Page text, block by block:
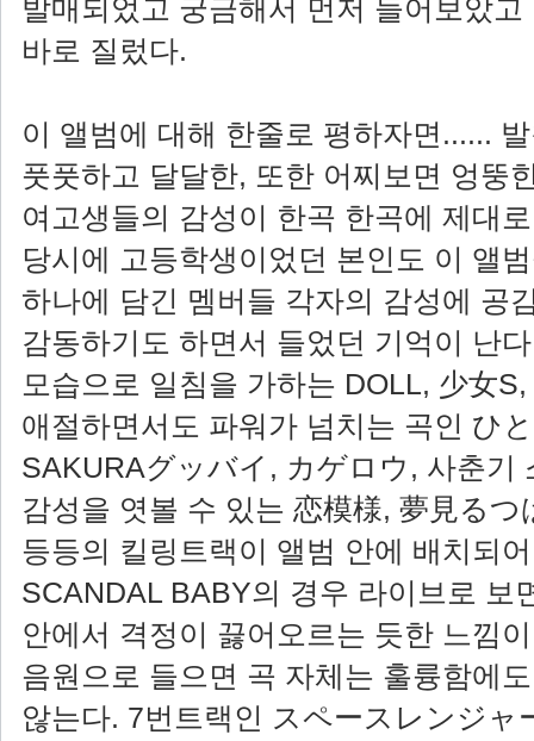
발매되었고 궁금해서 먼저 들어보았
바로 질렀다.
이 앨범에 대해 한줄로 평하자면......
풋풋하고 달달한, 또한 어찌보면 엉뚱
여고생들의 감성이 한곡 한곡에 제대
당시에 고등학생이었던 본인도 이 앨
하나에 담긴 멤버들 각자의 감성에 공
감동하기도 하면서 들었던 기억이 난
모습으로 일침을 가하는 DOLL, 少女
애절하면서도 파워가 넘치는 곡인 ひ
SAKURAグッバイ, カゲロウ, 사춘기
감성을 엿볼 수 있는 恋模様, 夢見る
등등의 킬링트랙이 앨범 안에 배치되
SCANDAL BABY의 경우 라이브로 보
안에서 격정이 끓어오르는 듯한 느낌
음원으로 들으면 곡 자체는 훌륭함에
않는다. 7번트랙인 スペースレンジャ